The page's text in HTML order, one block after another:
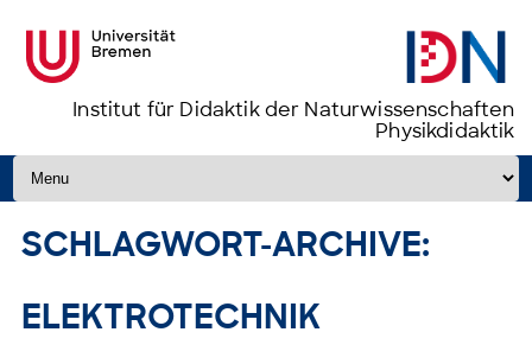
Institut für Didaktik der Naturwissenschaften
Physikdidaktik
Zum Inhalt springen
SCHLAGWORT-ARCHIVE:
ELEKTROTECHNIK